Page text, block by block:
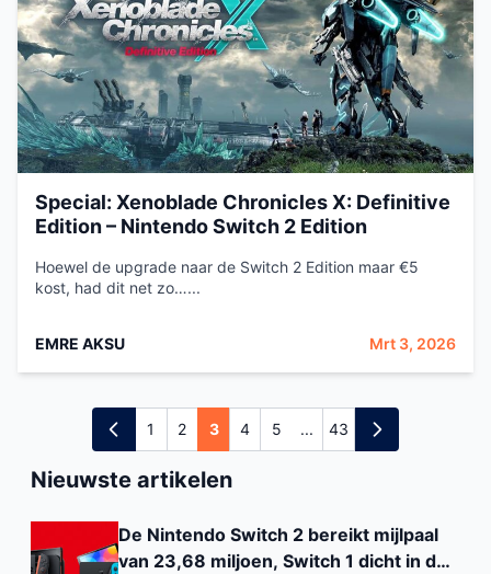
Special: Xenoblade Chronicles X: Definitive
Edition – Nintendo Switch 2 Edition
Hoewel de upgrade naar de Switch 2 Edition maar €5
kost, had dit net zo…...
EMRE AKSU Mrt 3, 2026
1 2 3 4 5 ... 43
Nieuwste artikelen
De Nintendo Switch 2 bereikt mijlpaal
van 23,68 miljoen, Switch 1 dicht in de